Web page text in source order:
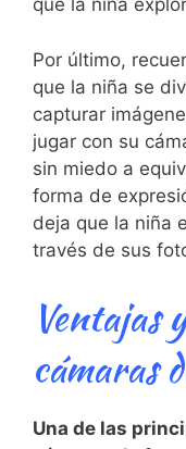
que la niña
Por ⁤último,
que⁢ la niña se⁤
⁤capturar
jugar con su
sin miedo a
forma de
‍deja que la niña
través ​de sus
Ventajas
cámaras
Una‌ de ⁣las